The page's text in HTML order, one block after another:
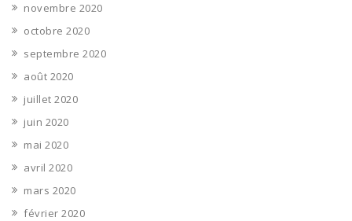
novembre 2020
octobre 2020
septembre 2020
août 2020
juillet 2020
juin 2020
mai 2020
avril 2020
mars 2020
février 2020